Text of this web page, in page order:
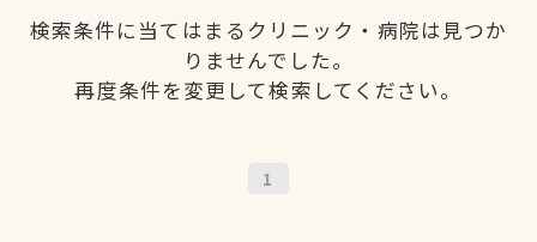
検索条件に当てはまるクリニック・病院は見つか
りませんでした。
再度条件を変更して検索してください。
1